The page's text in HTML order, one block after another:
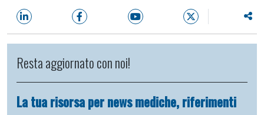
Resta aggiornato con noi!
La tua risorsa per news mediche, riferimenti